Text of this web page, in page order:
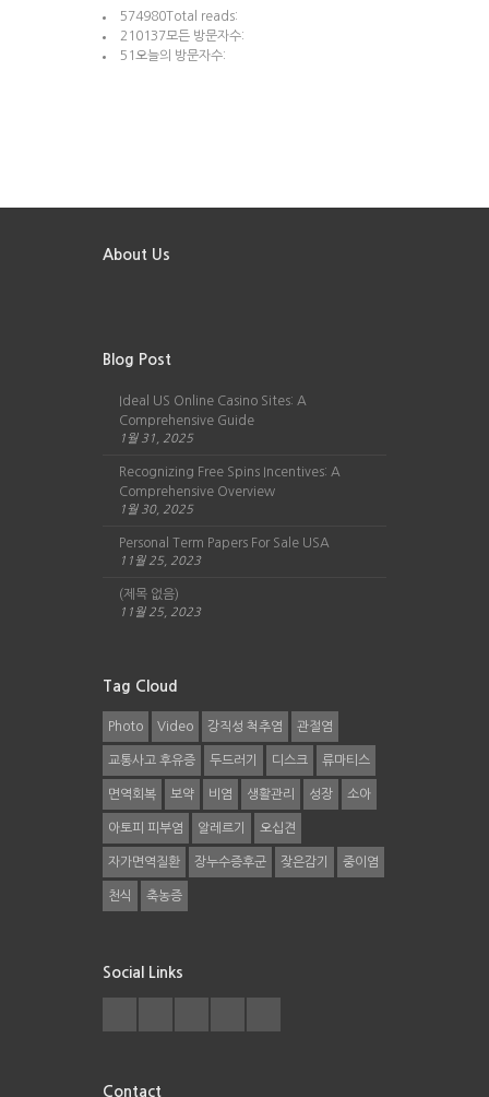
574980Total reads:
210137모든 방문자수:
51 오늘의 방문자수:
About Us
Blog Post
Ideal US Online Casino Sites: A
Comprehensive Guide
1월 31, 2025
Recognizing Free Spins Incentives: A
Comprehensive Overview
1월 30, 2025
Personal Term Papers For Sale USA
11월 25, 2023
(제목 없음)
11월 25, 2023
Tag Cloud
Photo Video 강직성 척추염 관절염
교통사고 후유증 두드러기 디스크 류마티스
면역회복 보약 비염 생활관리 성장 소아
아토피 피부염 알레르기 오십견
자가면역질환 장누수증후군 잦은감기 중이염
천식 축농증
Social Links
Contact